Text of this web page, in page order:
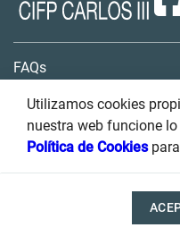
Utilizamos cookies
nuestra web funcione
Política de Cookies
FAQs
Contacto
Buzón de sugerencias
Transparencia